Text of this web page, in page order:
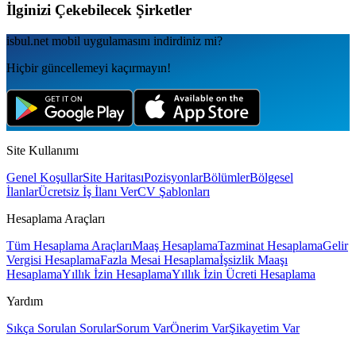
İlginizi Çekebilecek Şirketler
isbul.net mobil uygulamаsını indirdiniz mi?
Hiçbir güncellemeyi kaçırmayın!
Site Kullanımı
Genel KoşullarSite HaritasıPozisyonlarBölümlerBölgesel
İlanlarÜcretsiz İş İlanı VerCV Şablonları
Hesaplama Araçları
Tüm Hesaplama AraçlarıMaaş HesaplamaTazminat HesaplamaGelir
Vergisi HesaplamaFazla Mesai Hesaplamaİşsizlik Maaşı
HesaplamaYıllık İzin HesaplamaYıllık İzin Ücreti Hesaplama
Yardım
Sıkça Sorulan SorularSorum VarÖnerim VarŞikayetim Var